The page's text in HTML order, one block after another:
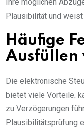
Ihre möglichen
Plausibilität und
Häufige
Ausfüllen
Die elektronische
bietet viele Vorteile,
zu Verzögerungen
Plausibilitätsprüfung